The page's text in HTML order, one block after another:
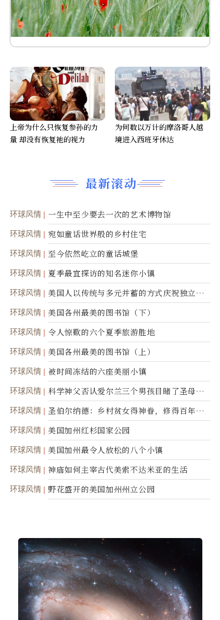
最新滚动
环球风情 一生中至少要去一次的艺术博物馆
环球风情 宛如童话世界般的乡村住宅
环球风情 至今依然屹立的童话城堡
环球风情 夏季最宜探访的知名迷你小镇
环球风情
美国人以传统与多元并蓄的方式庆祝独立日2
50周年
环球风情 美国各州最美的图书馆（下）
环球风情 令人惊歎的六个夏季旅游胜地
环球风情 美国各州最美的图书馆（上）
环球风情 被时间冻结的六座美丽小镇
环球风情
科学神父否认爱尔兰三个男孩目睹了圣母显
灵
环球风情
圣伯尔纳德：乡村贫女得神眷，修得百年不
腐身
环球风情 美国加州红杉国家公园
环球风情 美国加州最令人放松的八个小镇
环球风情 神庙如何主宰古代美索不达米亚的生活
环球风情 野花盛开的美国加州州立公园
上帝为什么只恢复参孙的力
量 却没有恢复祂的视力
为何数以万计的摩洛哥人越
境进入西班牙休达